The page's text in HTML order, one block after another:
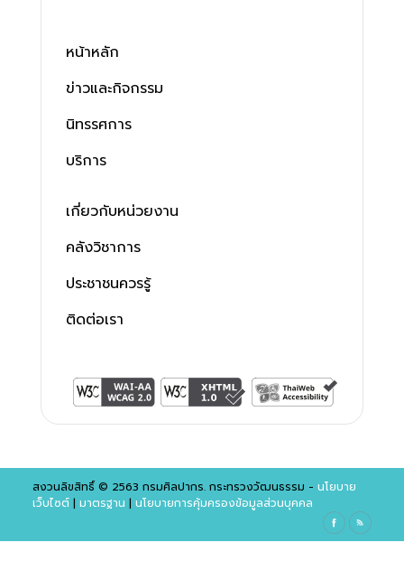
หน้าหลัก
ข่าวและกิจกรรม
นิทรรศการ
บริการ
เกี่ยวกับหน่วยงาน
คลังวิชาการ
ประชาชนควรรู้
ติดต่อเรา
สงวนลิขสิทธิ์ © 2563 กรมศิลปากร. กระทรวงวัฒนธรรม - นโยบาย
เว็บไซต์| มาตรฐาน | นโยบายการคุ้มครองข้อมูลส่วนบุคคล